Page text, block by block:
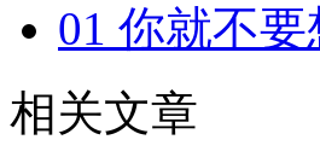
01 你就不
相关文章